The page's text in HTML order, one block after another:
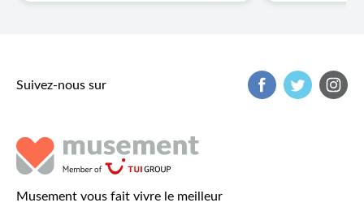
Suivez-nous sur
Musement vous fait vivre le meilleur